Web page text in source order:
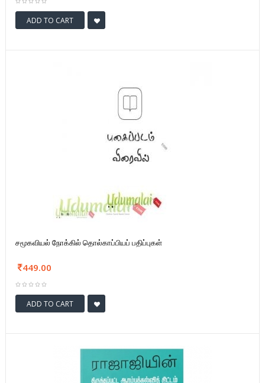
ADD TO CART
சமூகவியல் நோக்கில் தொல்காப்பியப் பதிப்புகள்
449.00
ADD TO CART